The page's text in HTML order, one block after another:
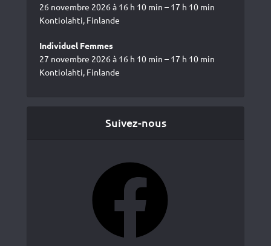
26 novembre 2026 à 16 h 10 min – 17 h 10 min
Kontiolahti, Finlande
Individuel Femmes
27 novembre 2026 à 16 h 10 min – 17 h 10 min
Kontiolahti, Finlande
Suivez-nous